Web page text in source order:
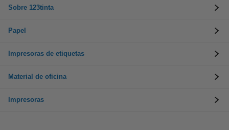
Sobre 123tinta
Papel
Impresoras de etiquetas
Material de oficina
Impresoras